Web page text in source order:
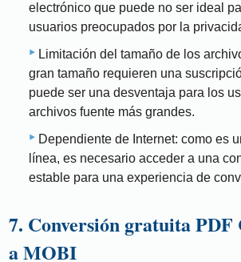
electrónico que puede no ser ideal
usuarios preocupados por la
Limitación del tamaño de los
gran tamaño requieren una
puede ser una desventaja para los
archivos fuente más grandes.
Dependiente de Internet: como es
línea, es necesario acceder a una
estable para una experiencia de
7. Conversión gratuita
a MOBI